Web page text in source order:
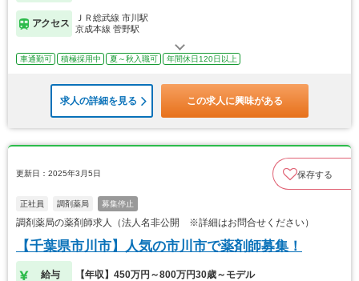
アクセス
ＪＲ総武線 市川駅
京成本線 菅野駅
車通勤可 積極採用中 夏～秋入職可 年間休日120日以上
求人の詳細を見る この求人に興味がある
更新日：2025年3月5日 保存する
正社員 調剤薬局 募集停止
調剤薬局の薬剤師求人（法人名非公開 ※詳細はお問合せください）
【千葉県市川市】人気の市川市で薬剤師募集！
給与 【年収】450万円～800万円30歳～モデル